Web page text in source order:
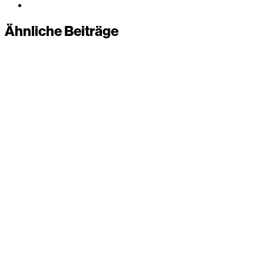
Ähnliche Beiträge